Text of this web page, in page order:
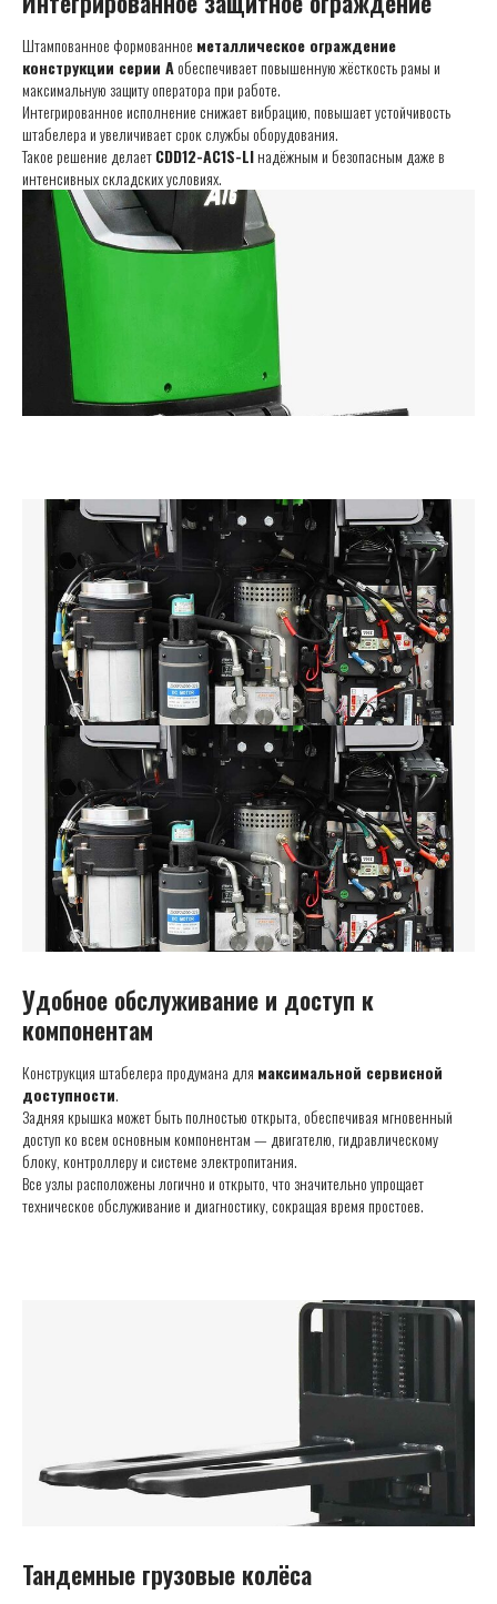
Штампованное формованное металлическое ограждение
конструкции серии Aобеспечивает повышенную жёсткость рамы и
максимальную защиту оператора при работе.
Интегрированное исполнение снижает вибрацию, повышает устойчивость
штабелера и увеличивает срок службы оборудования.
Такое решение делаетCDD12-AC1S-LIнадёжным и безопасным даже в
интенсивных складских условиях.
Удобное обслуживание и доступ к
компонентам
Конструкция штабелера продумана для максимальной сервисной
доступности.
Задняя крышка может быть полностью открыта, обеспечивая мгновенный
доступ ко всем основным компонентам — двигателю, гидравлическому
блоку, контроллеру и системе электропитания.
Все узлы расположены логично и открыто, что значительно упрощает
техническое обслуживание и диагностику, сокращая время простоев.
Тандемные грузовые колёса